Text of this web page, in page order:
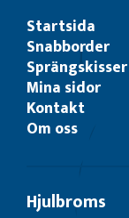
Startsida
Snabborder
Sprängskisser
Mina sidor
Kontakt
Om oss
Hjulbroms